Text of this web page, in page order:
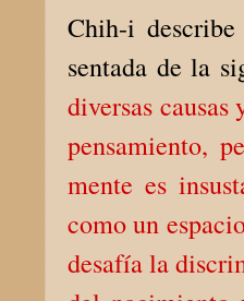
Chih-i
sentada de la
diversas
pensamiento,
mente es
como un
desafía la